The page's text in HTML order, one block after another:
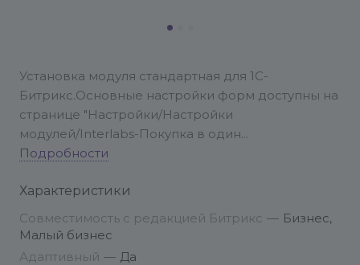
Установка модуля стандартная для 1С-
Битрикс.Основные настройки форм доступны на
странице "Настройки/Настройки
модулей/Interlabs-Покупка в один
клик".Инструкция
Техподдержка ИнтерЛабс
Если у вас есть вопросы или возникли проблемы
с работой модуля, напишите к нам:
info@conversite.ru
Подробности
Характеристики
Совместимость с редакцией Битрикс — Бизнес,
Малый бизнес
Адаптивный — Да